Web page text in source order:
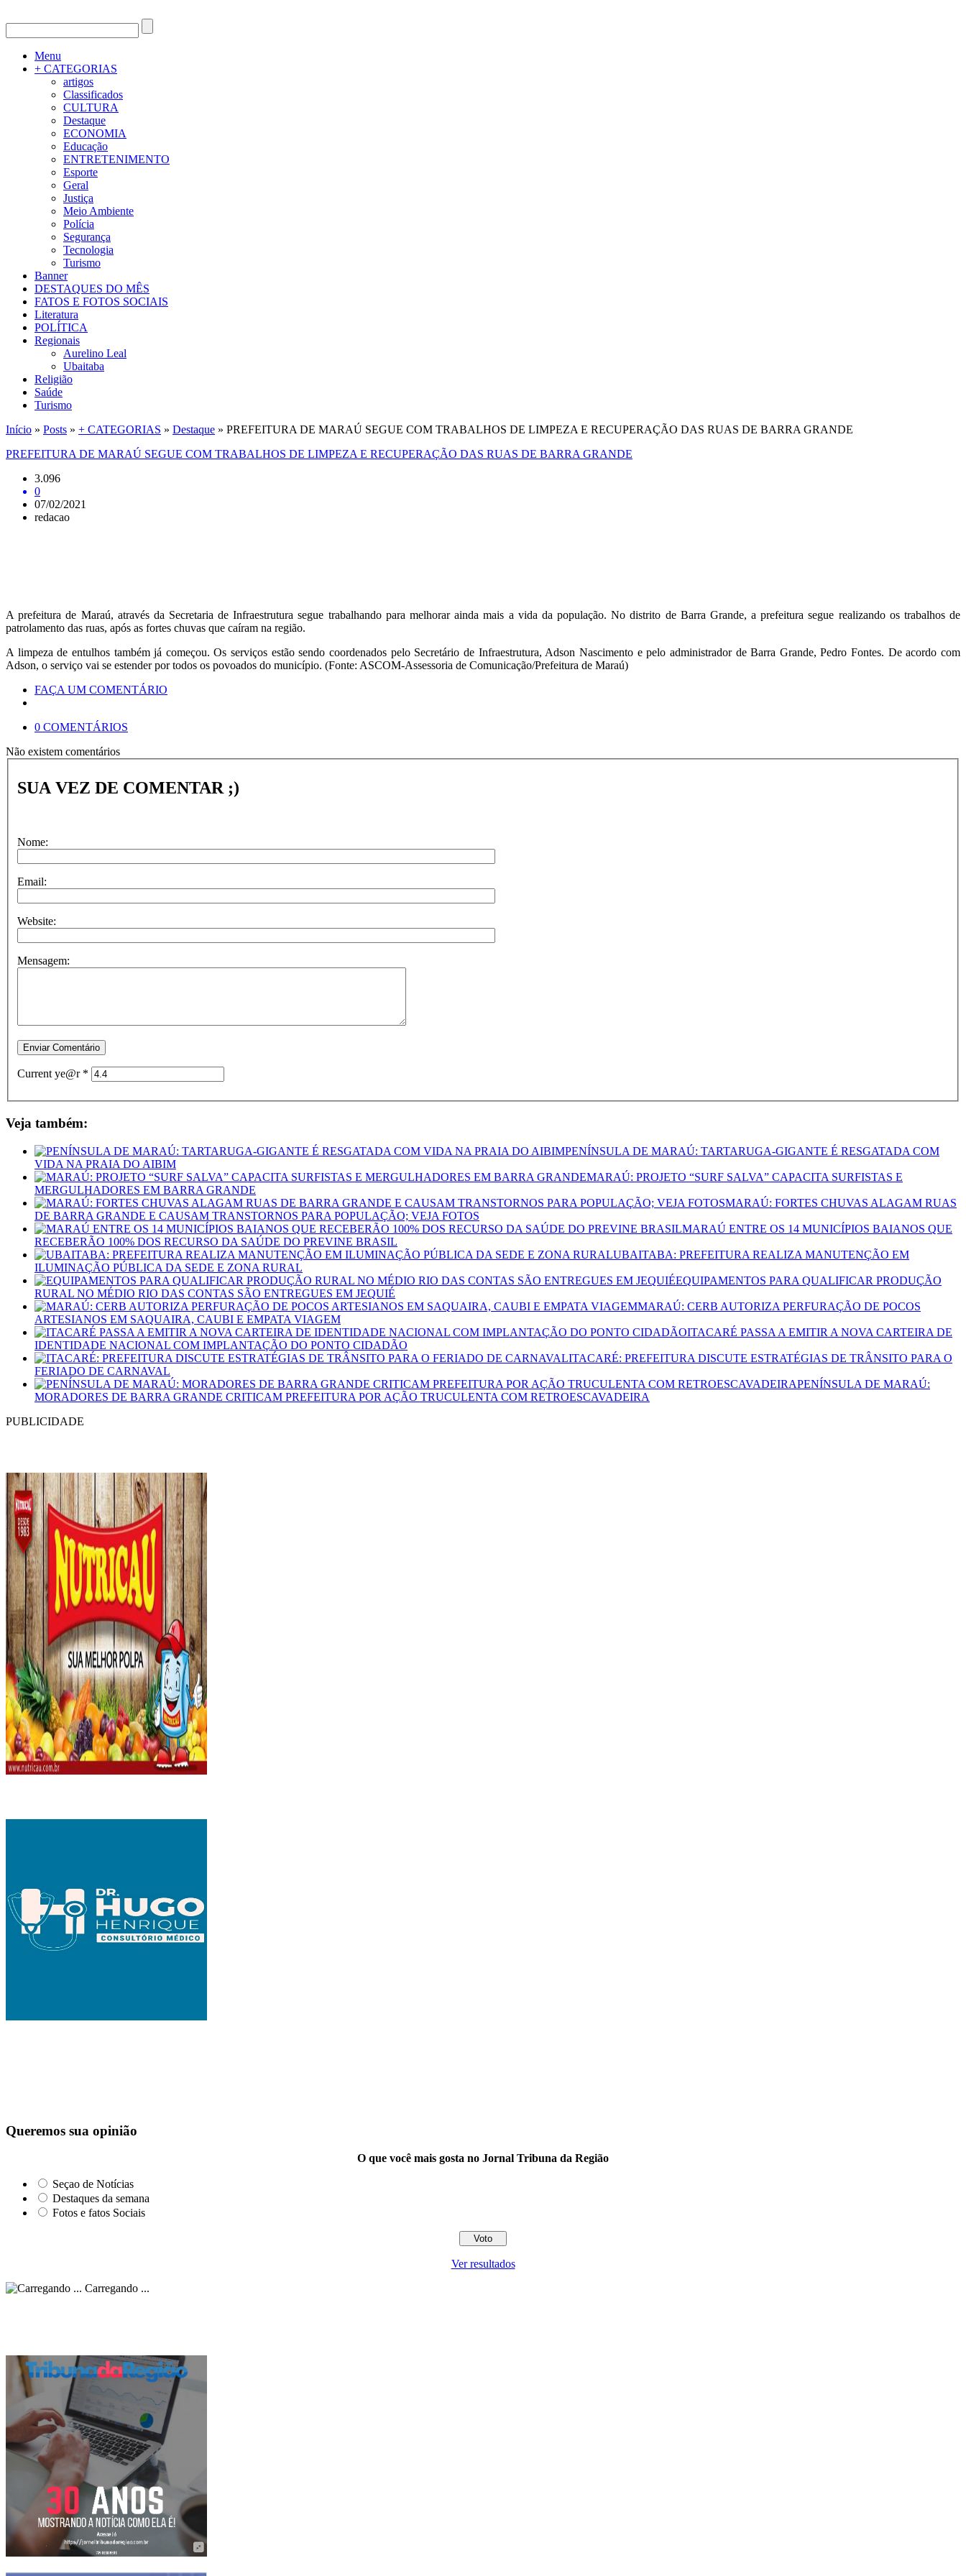
Menu
+ CATEGORIAS
artigos
Classificados
CULTURA
Destaque
ECONOMIA
Educação
ENTRETENIMENTO
Esporte
Geral
Justiça
Meio Ambiente
Polícia
Segurança
Tecnologia
Turismo
Banner
DESTAQUES DO MÊS
FATOS E FOTOS SOCIAIS
Literatura
POLÍTICA
Regionais
Aurelino Leal
Ubaitaba
Religião
Saúde
Turismo
Início » Posts » + CATEGORIAS » Destaque » PREFEITURA DE MARAÚ SEGUE COM TRABALHOS DE LIMPEZA E RECUPERAÇÃO DAS RUAS DE BARRA GRANDE
PREFEITURA DE MARAÚ SEGUE COM TRABALHOS DE LIMPEZA E RECUPERAÇÃO DAS RUAS DE BARRA GRANDE
3.096
0
07/02/2021
redacao
A prefeitura de Maraú, através da Secretaria de Infraestrutura segue trabalhando para melhorar ainda mais a vida da população. No distrito de Barra Grande, a prefeitura segue realizando os trabalhos de
patrolamento das ruas, após as fortes chuvas que caíram na região.
A limpeza de entulhos também já começou. Os serviços estão sendo coordenados pelo Secretário de Infraestrutura, Adson Nascimento e pelo administrador de Barra Grande, Pedro Fontes. De acordo com
Adson, o serviço vai se estender por todos os povoados do município. (Fonte: ASCOM-Assessoria de Comunicação/Prefeitura de Maraú)
FAÇA UM COMENTÁRIO
0 COMENTÁRIOS
Não existem comentários
SUA VEZ DE COMENTAR ;)
Nome:
Email:
Website:
Mensagem:
Current ye@r *
Veja também:
PENÍNSULA DE MARAÚ: TARTARUGA-GIGANTE É RESGATADA COM
VIDA NA PRAIA DO AIBIM
MARAÚ: PROJETO “SURF SALVA” CAPACITA SURFISTAS E
MERGULHADORES EM BARRA GRANDE
MARAÚ: FORTES CHUVAS ALAGAM RUAS
DE BARRA GRANDE E CAUSAM TRANSTORNOS PARA POPULAÇÃO; VEJA FOTOS
MARAÚ ENTRE OS 14 MUNICÍPIOS BAIANOS QUE
RECEBERÃO 100% DOS RECURSO DA SAÚDE DO PREVINE BRASIL
UBAITABA: PREFEITURA REALIZA MANUTENÇÃO EM
ILUMINAÇÃO PÚBLICA DA SEDE E ZONA RURAL
EQUIPAMENTOS PARA QUALIFICAR PRODUÇÃO
RURAL NO MÉDIO RIO DAS CONTAS SÃO ENTREGUES EM JEQUIÉ
MARAÚ: CERB AUTORIZA PERFURAÇÃO DE POCOS
ARTESIANOS EM SAQUAIRA, CAUBI E EMPATA VIAGEM
ITACARÉ PASSA A EMITIR A NOVA CARTEIRA DE
IDENTIDADE NACIONAL COM IMPLANTAÇÃO DO PONTO CIDADÃO
ITACARÉ: PREFEITURA DISCUTE ESTRATÉGIAS DE TRÂNSITO PARA O
FERIADO DE CARNAVAL
PENÍNSULA DE MARAÚ:
MORADORES DE BARRA GRANDE CRITICAM PREFEITURA POR AÇÃO TRUCULENTA COM RETROESCAVADEIRA
PUBLICIDADE
Queremos sua opinião
O que você mais gosta no Jornal Tribuna da Região
Seçao de Notícias
Destaques da semana
Fotos e fatos Sociais
Ver resultados
Carregando ...